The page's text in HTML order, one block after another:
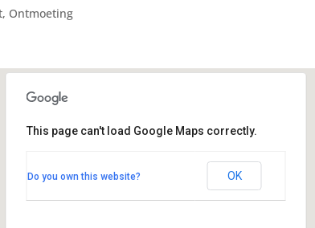
, Ontmoeting
Geloofsgemeenschap Sint
Kerklaan 22 - Hoogland
This page can't load Google Maps correctly.
Do you own this website? OK